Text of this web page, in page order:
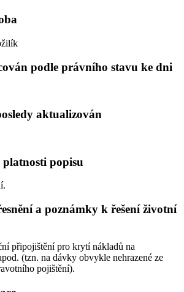
podle právního stavu ke dni
aktualizován
popisu
a poznámky k řešení životní
připojištění pro krytí nákladů na
(tzn. na dávky obvykle nehrazené ze
pojištění).